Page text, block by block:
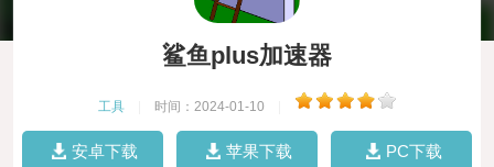
鲨鱼plus加速器
工具 时间：2024-01-10
安卓下载 苹果下载 PC下载